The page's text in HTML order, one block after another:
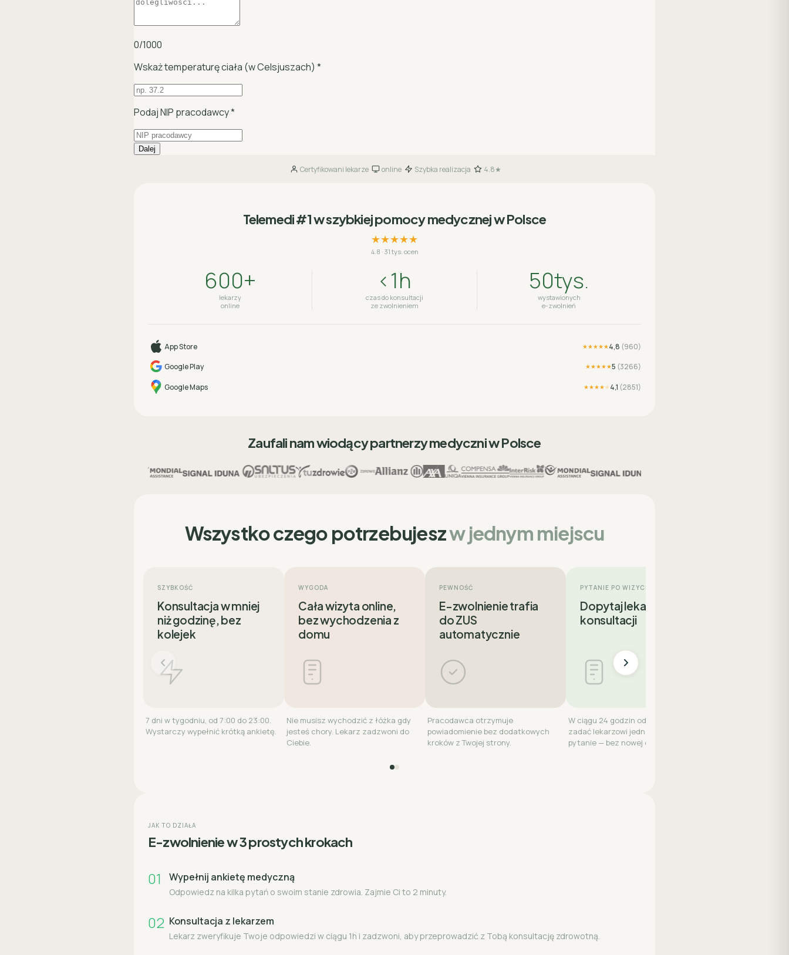
Certyfikowani lekarze· online· Szybka realizacja 4.8★
Telemedi #1 w szybkiej pomocy medycznej w Polsce
★★★★★
4.8 · 31 tys. ocen
600+
lekarzy
online
<1h
czas do konsultacji
ze zwolnieniem
50tys.
wystawionych
e-zwolnień
App Store ★★★★★4,8 (960)
Google Play
★★★★★5 (3266)
Google Maps ★★★★★4,1 (2851)
Zaufali nam wiodący partnerzy medyczni w Polsce
Wszystko czego potrzebujeszw jednym miejscu
SZYBKOŚĆ
Konsultacja w mniej
niż godzinę, bez
kolejek
7 dni w tygodniu, od 7:00 do 23:00.
Wystarczy wypełnić krótką ankietę.
WYGODA
Cała wizyta online,
bez wychodzenia z
domu
Nie musisz wychodzić z łóżka gdy
jesteś chory. Lekarz zadzwoni do
Ciebie.
PEWNOŚĆ
E-zwolnienie trafia
do ZUS
automatycznie
Pracodawca otrzymuje
powiadomienie bez dodatkowych
kroków z Twojej strony.
PYTANIE PO WIZYCIE
Dopytaj lekarza po
konsultacji
W ciągu 24 godzin od wizyty możesz
zadać lekarzowi jedno dodatkowe
pytanie — bez nowej opłaty.
JAK TO DZIAŁA
E-zwolnienie w 3 prostych krokach
01 Wypełnij ankietę medyczną
Odpowiedz na kilka pytań o swoim stanie zdrowia. Zajmie Ci to 2 minuty.
02 Konsultacja z lekarzem
Lekarz zweryfikuje Twoje odpowiedzi w ciągu 1h i zadzwoni, aby przeprowadzić z Tobą konsultację zdrowotną.